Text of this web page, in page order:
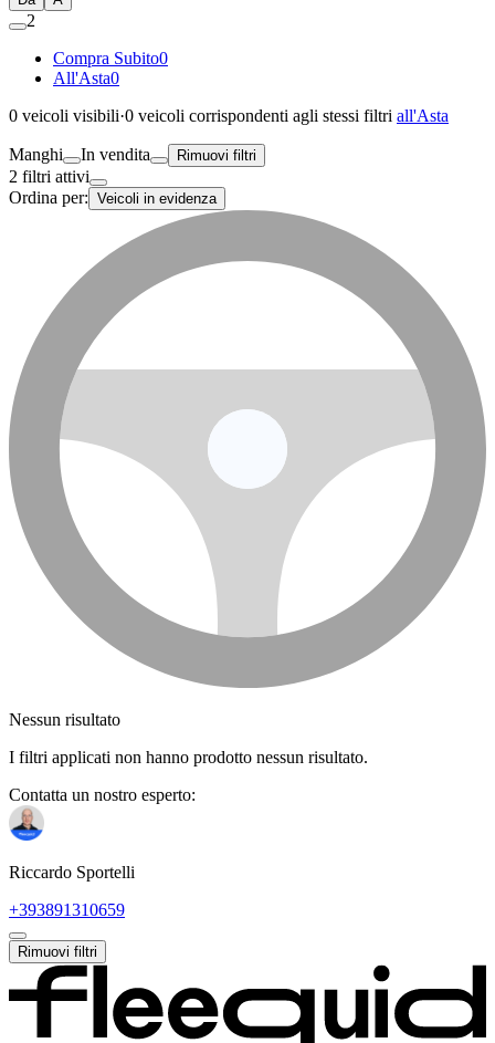
2
Compra Subito0
All'Asta0
0 veicoli visibili·0 veicoli corrispondenti agli stessi filtri all'Asta
Manghi In vendita Rimuovi filtri
2 filtri attivi
Ordina per: Veicoli in evidenza
Nessun risultato
I filtri applicati non hanno prodotto nessun risultato.
Contatta un nostro esperto:
Riccardo Sportelli
+393891310659
Rimuovi filtri